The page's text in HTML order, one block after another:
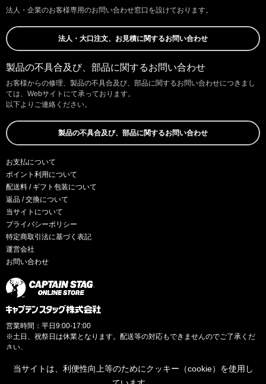
法人・企業のお客様専用のお問い合わせ窓口を設けております。
法人・大口注文、お見積に関するお問い合わせ
製品の不具合及び、部品に関するお問い合わせ
お客様からの修理、製品の不具合及び、部品に関するお問い合わせにつきまし
ては、Webサイトにて承っております。
以下よりご連絡ください。
製品の不具合及び、部品に関するお問い合わせ
お支払について
ポイント利用について
配送料 / ギフト包装について
返品 / 交換について
当サイトについて
プライバシーポリシー
特定商取引法に基づく表記
運営会社
お問い合わせ
営業時間：平日9:00-17:00
※土日、祝祭日は休業となります。配送等の対応もできませんのでご了承くだ
さい。
当サイトは、利便性向上等のためにクッキー（cookie）を使用し